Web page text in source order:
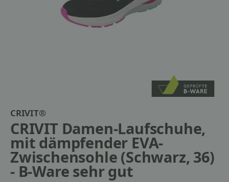
CRIVIT®
CRIVIT Damen-Laufschuhe,
mit dämpfender EVA-
Zwischensohle (Schwarz, 36)
- B-Ware sehr gut